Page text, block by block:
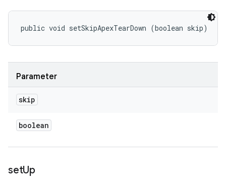
public void setSkipApexTearDown (boolean skip)
Parameter
skip
boolean
setUp